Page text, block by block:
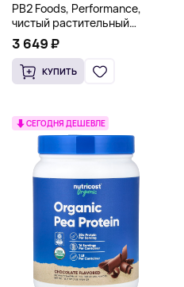
PB2 Foods, Performance,
чистый растительный
порошок из арахисового
протеина, 907 г (2 фунта)
3 649 ₽
КУПИТЬ
СЕГОДНЯ ДЕШЕВЛЕ